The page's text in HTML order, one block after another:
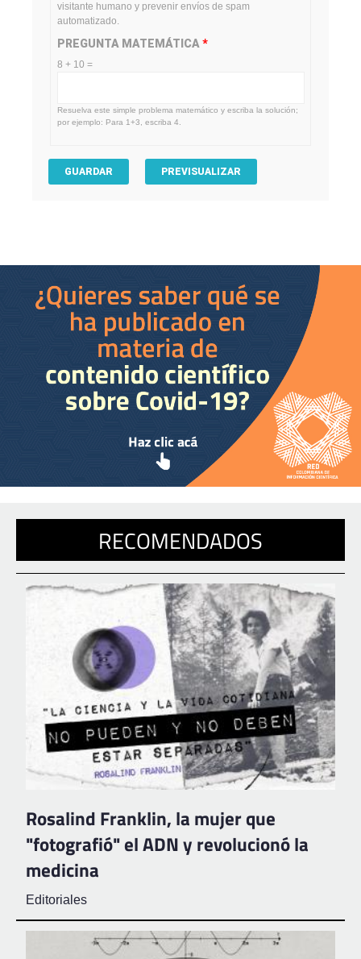
visitante humano y prevenir envíos de spam
automatizado.
PREGUNTA MATEMÁTICA *
8 + 10 =
Resuelva este simple problema matemático y escriba la solución;
por ejemplo: Para 1+3, escriba 4.
RECOMENDADOS
Rosalind Franklin, la mujer que
"fotografió" el ADN y revolucionó la
medicina
Editoriales